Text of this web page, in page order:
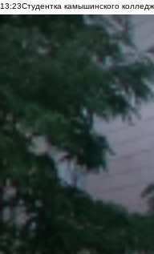
13:23Студентка камышинского